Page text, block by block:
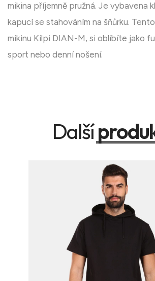
mikina příjemně pružná. Je vybavena
kapucí se stahováním na šňůrku.
mikinu Kilpi DIAN-M, si oblíbíte jako
sport nebo denní nošení.
Další